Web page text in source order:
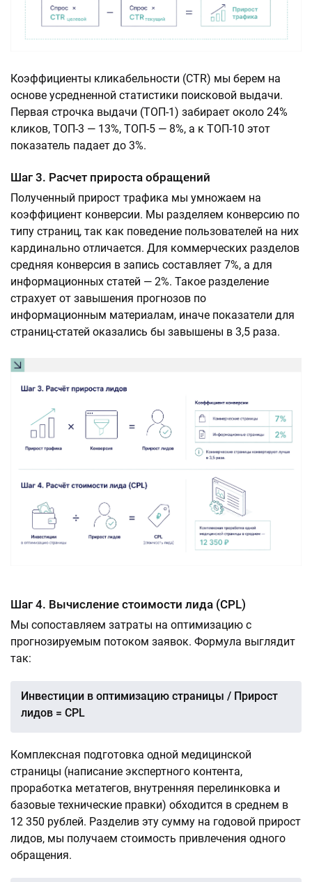
Коэффициенты кликабельности (CTR) мы берем на
основе усредненной статистики поисковой выдачи.
Первая строчка выдачи (ТОП-1) забирает около 24%
кликов, ТОП-3 — 13%, ТОП-5 — 8%, а к ТОП-10 этот
показатель падает до 3%.
Шаг 3. Расчет прироста обращений
Полученный прирост трафика мы умножаем на
коэффициент конверсии. Мы разделяем конверсию по
типу страниц, так как поведение пользователей на них
кардинально отличается. Для коммерческих разделов
средняя конверсия в запись составляет 7%, а для
информационных статей — 2%. Такое разделение
страхует от завышения прогнозов по
информационным материалам, иначе показатели для
страниц-статей оказались бы завышены в 3,5 раза.
Шаг 4. Вычисление стоимости лида (CPL)
Мы сопоставляем затраты на оптимизацию с
прогнозируемым потоком заявок. Формула выглядит
так:
Инвестиции в оптимизацию страницы / Прирост
лидов = CPL
Комплексная подготовка одной медицинской
страницы (написание экспертного контента,
проработка метатегов, внутренняя перелинковка и
базовые технические правки) обходится в среднем в
12 350 рублей. Разделив эту сумму на годовой прирост
лидов, мы получаем стоимость привлечения одного
обращения.